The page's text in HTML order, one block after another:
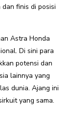
finis di posisi
Astra Honda
Di sini para
potensi dan
lainnya yang
dunia. Ajang ini
yang sama.